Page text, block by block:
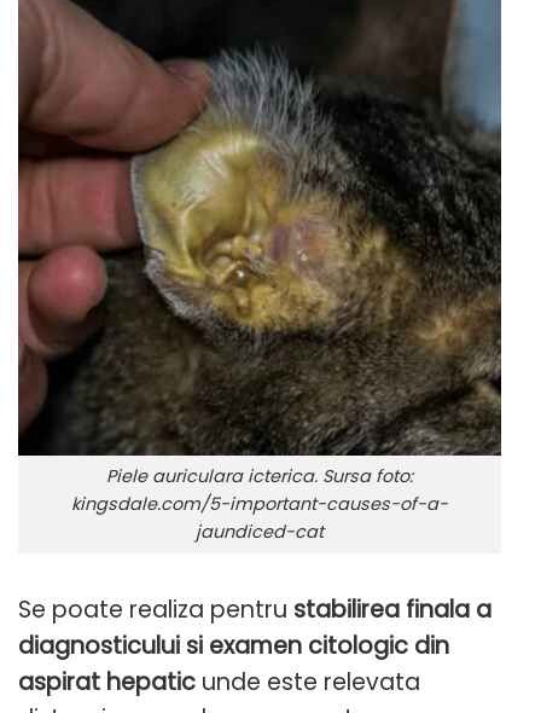
Piele auriculara icterica. Sursa foto:
kingsdale.com/5-important-causes-of-a-
jaundiced-cat
Se poate realiza pentru stabilirea finala a
diagnosticului si examen citologic din
aspirat hepatic unde este relevata